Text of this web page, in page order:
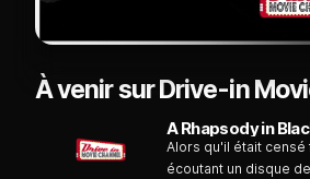
À venir sur Drive-in
A Rhapsody in
Alors qu'il était censé
écoutant un disque